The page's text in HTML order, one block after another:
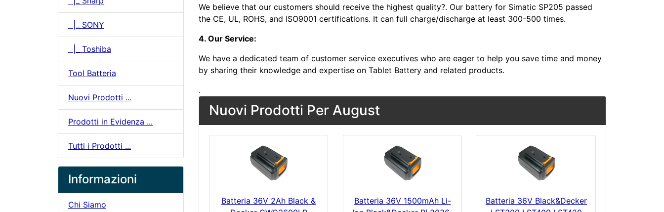
|_ SONY
|_ Toshiba
Tool Batteria
Nuovi Prodotti ...
Prodotti in Evidenza ...
Tutti i Prodotti ...
Informazioni
Chi Siamo
We believe that our customers should receive the highest quality?. Our battery for Simatic SP205 passed
the CE, UL, ROHS, and ISO9001 certifications. It can full charge/discharge at least 300-500 times.
4. Our Service:
We have a dedicated team of customer service executives who are eager to help you save time and money
by sharing their knowledge and expertise on Tablet Battery and related products.
.
Nuovi Prodotti Per August
Batteria 36V 2Ah Black &
Batteria 36V 1500mAh Li-
Batteria 36V Black&Decker